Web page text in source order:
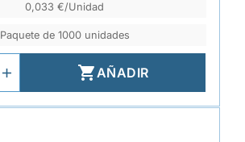
0,033 €/Unidad
Paquete de 1000 unidades
AÑADIR